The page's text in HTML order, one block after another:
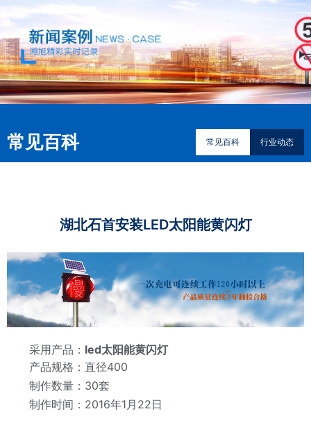
常见百科 常见百科 行业动态
湖北石首安装LED太阳能黄闪灯
采用产品： led太阳能黄闪灯
产品规格：直径400
制作数量：30套
制作时间：2016年1月22日